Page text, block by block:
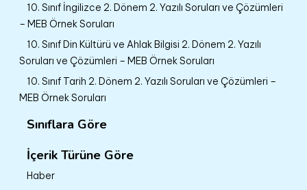
10. Sınıf İngilizce 2. Dönem 2. Yazılı Soruları ve Çözümleri
– MEB Örnek Soruları
10. Sınıf Din Kültürü ve Ahlak Bilgisi 2. Dönem 2. Yazılı
Soruları ve Çözümleri – MEB Örnek Soruları
10. Sınıf Tarih 2. Dönem 2. Yazılı Soruları ve Çözümleri –
MEB Örnek Soruları
Sınıflara Göre
İçerik Türüne Göre
Haber